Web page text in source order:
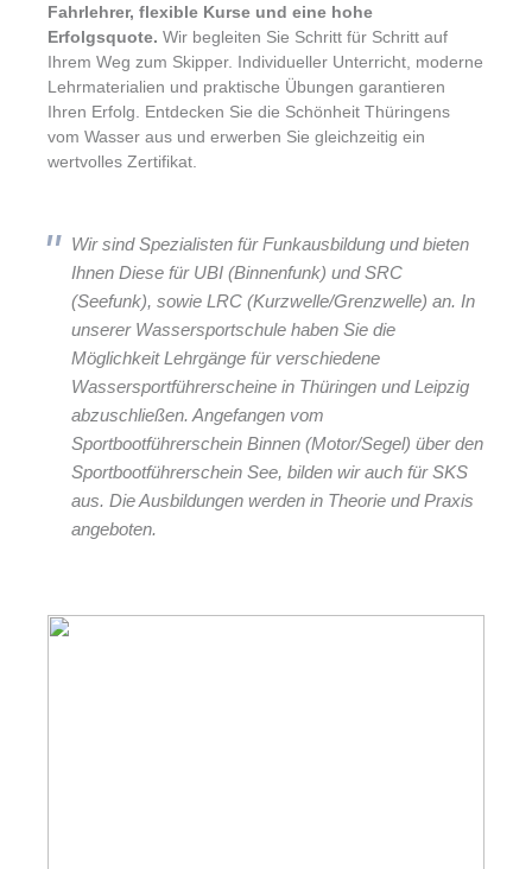
Fahrlehrer, flexible Kurse und eine hohe
Erfolgsquote. Wir begleiten Sie Schritt für Schritt auf
Ihrem Weg zum Skipper. Individueller Unterricht, moderne
Lehrmaterialien und praktische Übungen garantieren
Ihren Erfolg. Entdecken Sie die Schönheit Thüringens
vom Wasser aus und erwerben Sie gleichzeitig ein
wertvolles Zertifikat.
Wir sind Spezialisten für Funkausbildung und bieten
Ihnen Diese für UBI (Binnenfunk) und SRC
(Seefunk), sowie LRC (Kurzwelle/Grenzwelle) an. In
unserer Wassersportschule haben Sie die
Möglichkeit Lehrgänge für verschiedene
Wassersportführerscheine in Thüringen und Leipzig
abzuschließen. Angefangen vom
Sportbootführerschein Binnen (Motor/Segel) über den
Sportbootführerschein See, bilden wir auch für SKS
aus. Die Ausbildungen werden in Theorie und Praxis
angeboten.